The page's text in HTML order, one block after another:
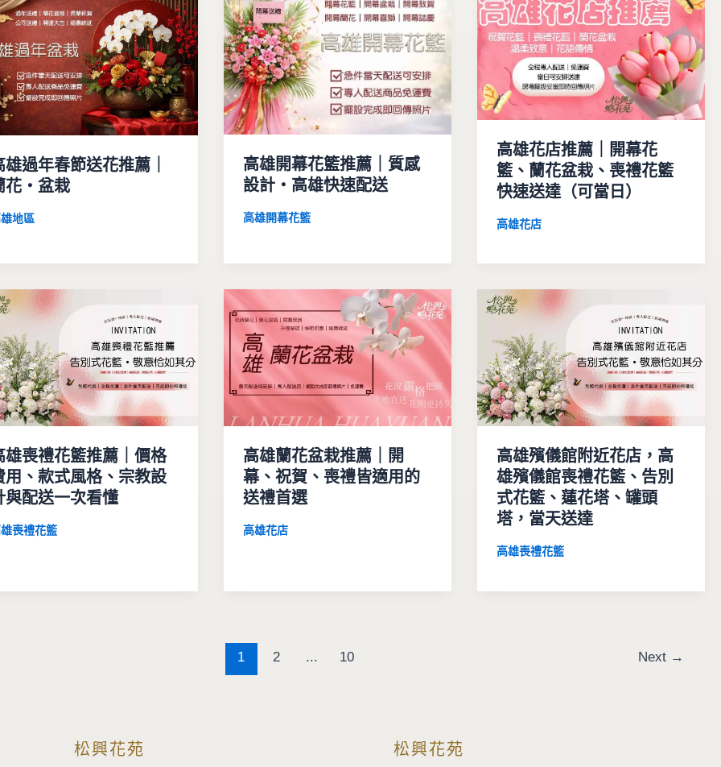
雄過年春節送花推薦｜
花・盆栽
地區
高雄開幕花籃推薦｜質感
設計・高雄快速配送
高雄開幕花籃
高雄花店推薦｜開幕花
籃、蘭花盆栽、喪禮花籃
快速送達（可當日）
高雄花店
雄喪禮花籃推薦｜價格
用、款式風格、宗教設
與配送一次看懂
喪禮花籃
高雄蘭花盆栽推薦｜開
幕、祝賀、喪禮皆適用的
送禮首選
高雄花店
高雄殯儀館附近花店，高
雄殯儀館喪禮花籃、告別
式花籃、蓮花塔、罐頭
塔，當天送達
高雄喪禮花籃
1 2 ... 10 Next →
松興花苑 松興花苑